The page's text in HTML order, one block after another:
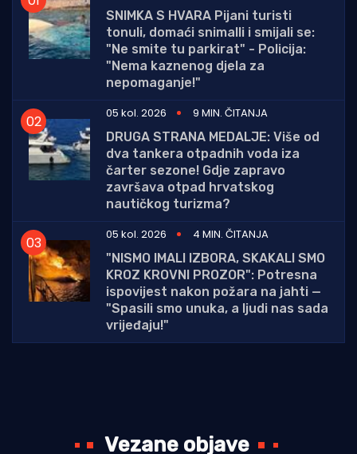
SNIMKA S HVARA Pijani turisti
tonuli, domaći snimalli i smijali se:
"Ne smite tu parkirat" - Policija:
"Nema kaznenog djela za
nepomaganje!"
05 kol. 2026
9 MIN. ČITANJA
DRUGA STRANA MEDALJE: Više od
dva tankera otpadnih voda iza
čarter sezone! Gdje zapravo
završava otpad hrvatskog
nautičkog turizma?
05 kol. 2026
4 MIN. ČITANJA
"NISMO IMALI IZBORA, SKAKALI SMO
KROZ KROVNI PROZOR": Potresna
ispovijest nakon požara na jahti —
"Spasili smo unuka, a ljudi nas sada
vrijeđaju!"
Vezane objave